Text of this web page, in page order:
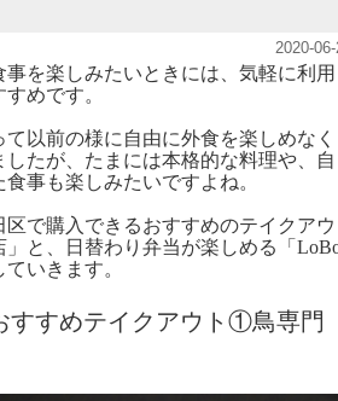
2020-
を楽しみたいときには、気軽に利用
めです。
以前の様に自由に外食を楽しめなく
たが、たまには本格的な料理や、自
事も楽しみたいですよね。
で購入できるおすすめのテイクアウ
」と、日替わり弁当が楽しめる「
いきます。
すすめテイクアウト①鳥専門